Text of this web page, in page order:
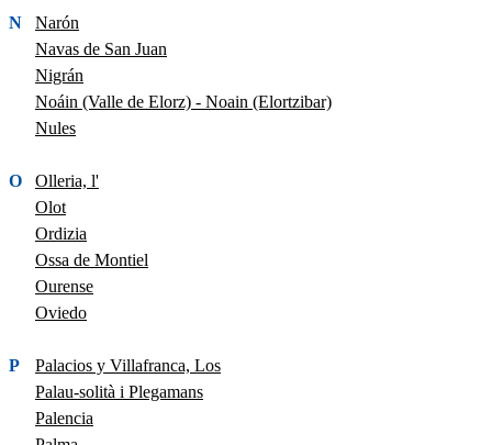
N
Narón
Navas de San Juan
Nigrán
Noáin (Valle de Elorz) - Noain (Elortzibar)
Nules
O
Olleria, l'
Olot
Ordizia
Ossa de Montiel
Ourense
Oviedo
P
Palacios y Villafranca, Los
Palau-solità i Plegamans
Palencia